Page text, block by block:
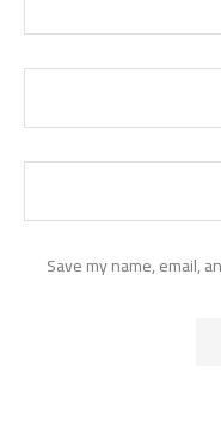
Save my name, email,